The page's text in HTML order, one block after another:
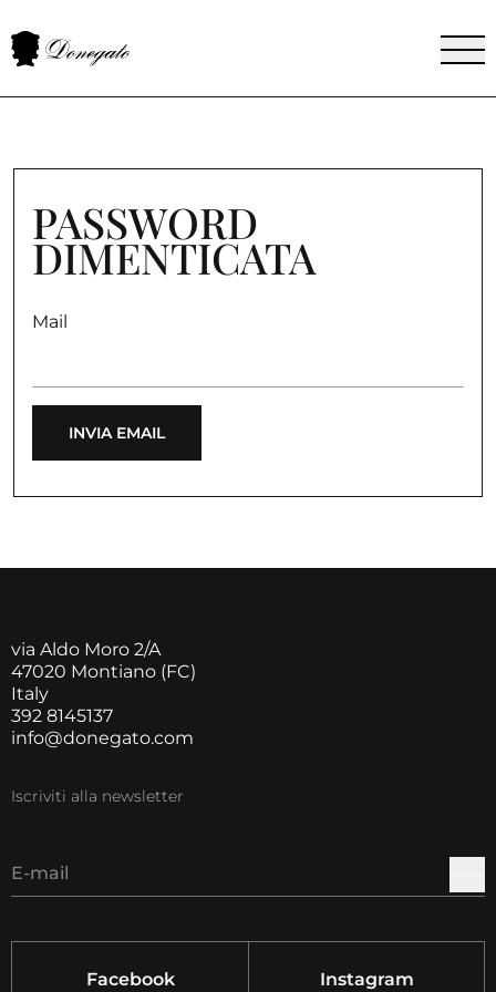
PASSWORD
DIMENTICATA
Mail
INVIA EMAIL
via Aldo Moro 2/A
47020 Montiano (FC)
Italy
392 8145137
info@donegato.com
Iscriviti alla newsletter
Facebook Instagram